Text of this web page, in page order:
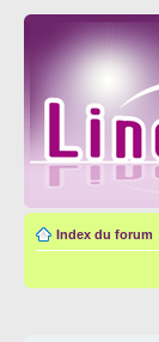
Index du forum